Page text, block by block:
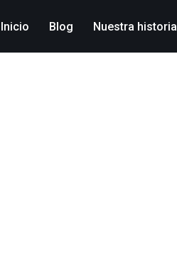
Inicio Blog Nuestra historia